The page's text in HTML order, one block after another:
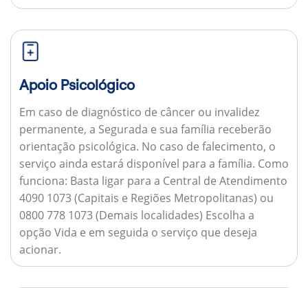
Apoio Psicológico
Em caso de diagnóstico de câncer ou invalidez
permanente, a Segurada e sua família receberão
orientação psicológica. No caso de falecimento, o
serviço ainda estará disponível para a família. Como
funciona: Basta ligar para a Central de Atendimento
4090 1073 (Capitais e Regiões Metropolitanas) ou
0800 778 1073 (Demais localidades) Escolha a
opção Vida e em seguida o serviço que deseja
acionar.